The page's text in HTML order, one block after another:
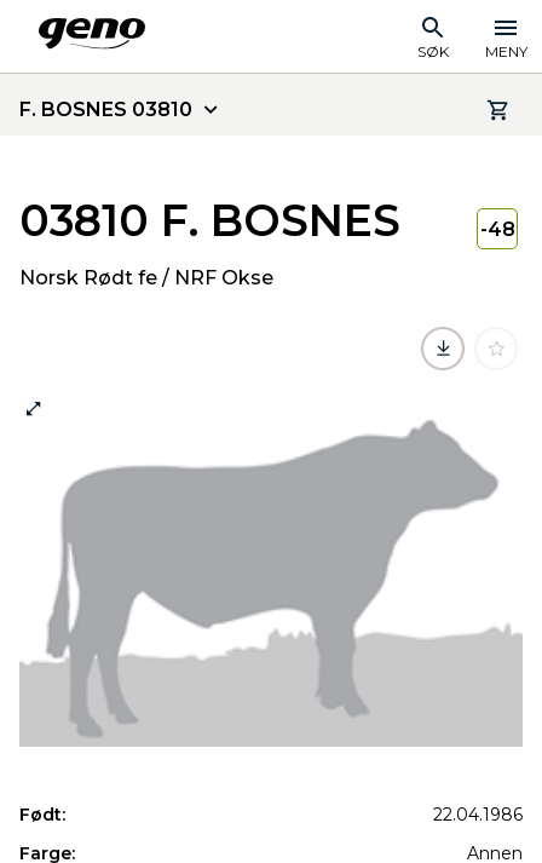
SØK MENY
F. BOSNES 03810
03810 F. BOSNES
Norsk Rødt fe / NRF Okse
-48
Født:
22.04.1986
Farge:
Annen